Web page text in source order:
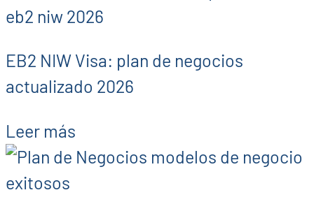
EB2 NIW Visa: plan de negocios
actualizado 2026
Leer más